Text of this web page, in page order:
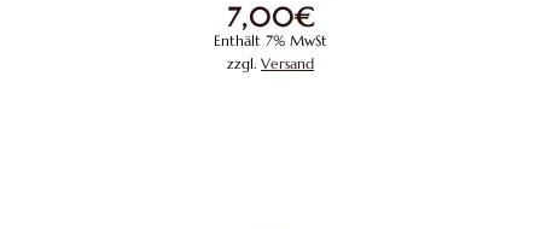
7,00€
Enthält 7% MwSt
zzgl. Versand